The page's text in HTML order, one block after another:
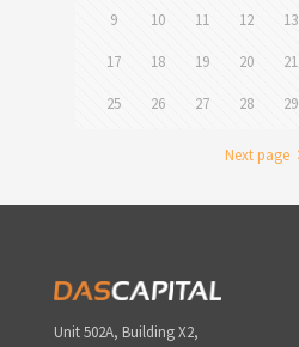
9 10 11 12 13
17 18 19 20 21
25 26 27 28 29
Next page
Unit 502A, Building X2,